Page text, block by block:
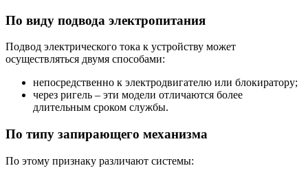
По виду подвода электропитания
Подвод электрического тока к устройству может
осуществляться двумя способами:
непосредственно к электродвигателю или блокиратору;
через ригель – эти модели отличаются более
длительным сроком службы.
По типу запирающего механизма
По этому признаку различают системы: